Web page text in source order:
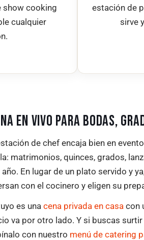
show cooking
cualquier
estación de
sirve
EN VIVO PARA BODAS,
de chef encaja bien en
matrimonios, quinces, grados,
año. En lugar de un plato servido y
con el cocinero y eligen su
es una cena privada en casa con
va por otro lado. Y si buscas
con nuestro menú de catering